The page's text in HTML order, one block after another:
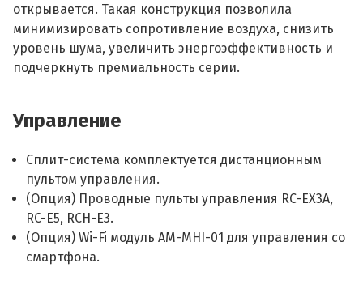
открывается. Такая конструкция позволила
минимизировать сопротивление воздуха, снизить
уровень шума, увеличить энергоэффективность и
подчеркнуть премиальность серии.
Управление
Сплит-система комплектуется дистанционным
пультом управления.
(Опция) Проводные пульты управления RC-EX3A,
RC-E5, RCH-E3.
(Опция) Wi-Fi модуль AM-MHI-01 для управления со
смартфона.